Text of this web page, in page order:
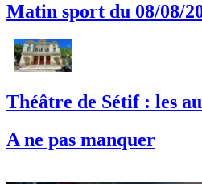
Matin sport du 08/08/
Théâtre de Sétif : les
A ne pas manquer